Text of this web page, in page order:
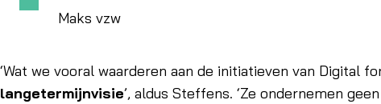
Maks vzw
‘Wat we vooral waarderen aan de initiatieven van Digital
langetermijnvisie’, aldus Steffens. ‘Ze ondernemen